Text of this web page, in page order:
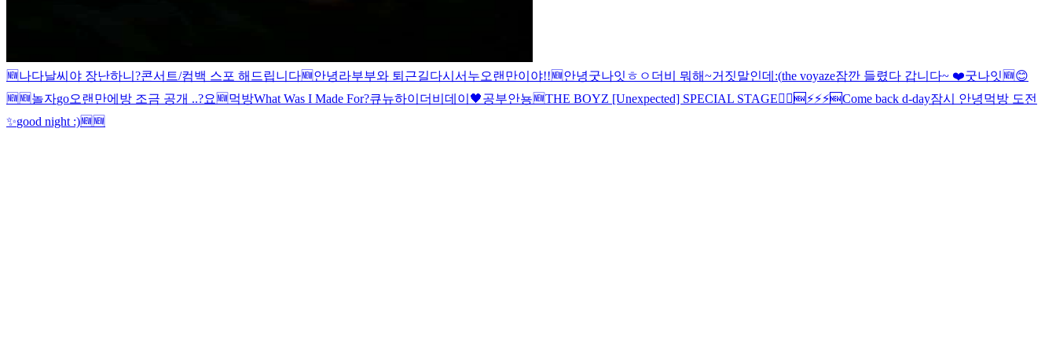
🆕나다날씨야 장난하니?콘서트/컴백 스포 해드립니다🆕안녕라부부와 퇴근길다시 서누오랜만이야!!🆕안녕굿나잇 ㅎㅇ 더비 뭐해~거짓말인데 :(the voyaze잠깐 들렸다 갑니다~ ❤️굿나잇 🆕😊
🆕 🆕놀자go오랜만에 방 조금 공개 ..?요 🆕먹방What Was I Made For?큐뉴하이 더비데이🖤공부안뇽🆕THE BOYZ [Unexpected] SPECIAL STAGE🏃‍♂️🆕 ⚡️⚡️⚡️🆕Come back d-day잠시 안녕먹방 도전
✨good night :)🆕 🆕